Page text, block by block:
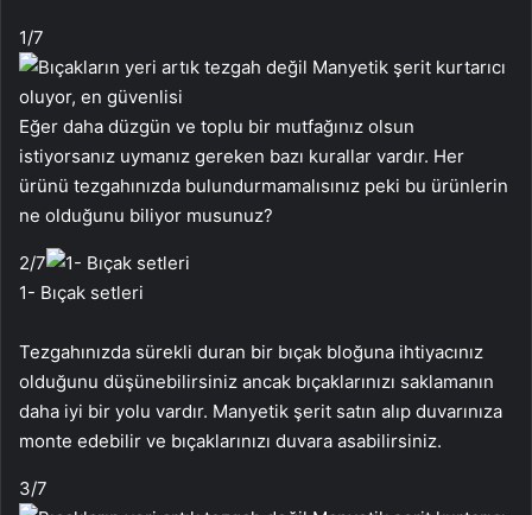
1/7
Eğer daha düzgün ve toplu bir mutfağınız olsun
istiyorsanız uymanız gereken bazı kurallar vardır. Her
ürünü tezgahınızda bulundurmamalısınız peki bu ürünlerin
ne olduğunu biliyor musunuz?
2/7
1- Bıçak setleri
Tezgahınızda sürekli duran bir bıçak bloğuna ihtiyacınız
olduğunu düşünebilirsiniz ancak bıçaklarınızı saklamanın
daha iyi bir yolu vardır. Manyetik şerit satın alıp duvarınıza
monte edebilir ve bıçaklarınızı duvara asabilirsiniz.
3/7